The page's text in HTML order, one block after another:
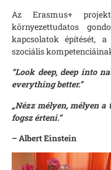
Az Erasmus+
környezettudatos
kapcsolatok építését,
szociális
“Look deep, deep into
everything better.”
„Nézz mélyen, mélyen a
fogsz érteni.”
– Albert Einstein